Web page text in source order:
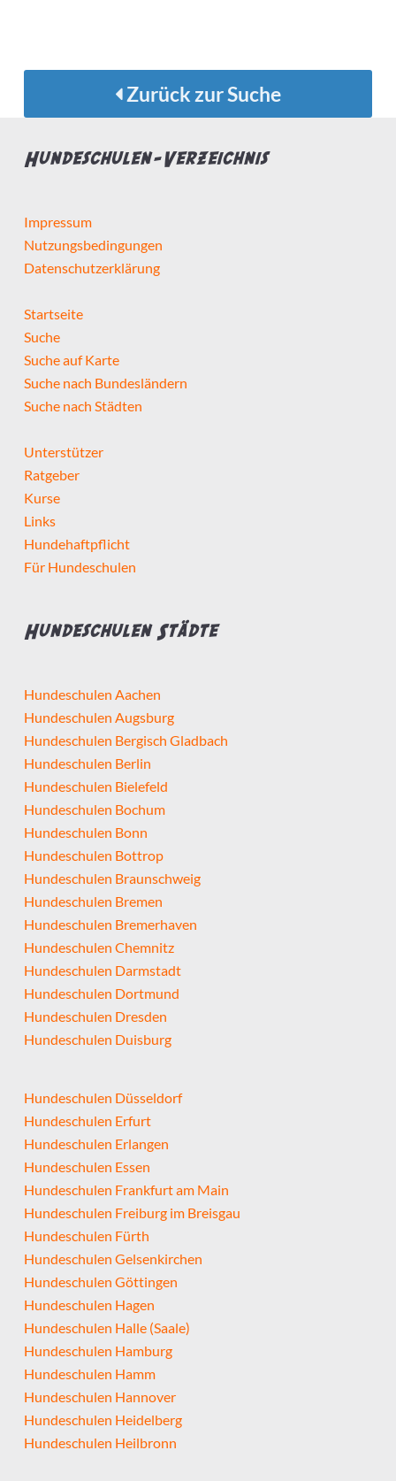
Zurück zur Suche
Hundeschulen-Verzeichnis
Impressum
Nutzungsbedingungen
Datenschutzerklärung
Startseite
Suche
Suche auf Karte
Suche nach Bundesländern
Suche nach Städten
Unterstützer
Ratgeber
Kurse
Links
Hundehaftpflicht
Für Hundeschulen
Hundeschulen Städte
Hundeschulen Aachen
Hundeschulen Augsburg
Hundeschulen Bergisch Gladbach
Hundeschulen Berlin
Hundeschulen Bielefeld
Hundeschulen Bochum
Hundeschulen Bonn
Hundeschulen Bottrop
Hundeschulen Braunschweig
Hundeschulen Bremen
Hundeschulen Bremerhaven
Hundeschulen Chemnitz
Hundeschulen Darmstadt
Hundeschulen Dortmund
Hundeschulen Dresden
Hundeschulen Duisburg
Hundeschulen Düsseldorf
Hundeschulen Erfurt
Hundeschulen Erlangen
Hundeschulen Essen
Hundeschulen Frankfurt am Main
Hundeschulen Freiburg im Breisgau
Hundeschulen Fürth
Hundeschulen Gelsenkirchen
Hundeschulen Göttingen
Hundeschulen Hagen
Hundeschulen Halle (Saale)
Hundeschulen Hamburg
Hundeschulen Hamm
Hundeschulen Hannover
Hundeschulen Heidelberg
Hundeschulen Heilbronn